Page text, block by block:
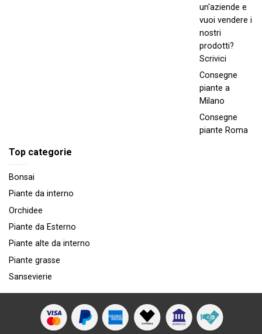
un'aziende e
vuoi vendere i
nostri
prodotti?
Scrivici
Consegne
piante a
Milano
Consegne
piante Roma
Top categorie
Bonsai
Piante da interno
Orchidee
Piante da Esterno
Piante alte da interno
Piante grasse
Sansevierie